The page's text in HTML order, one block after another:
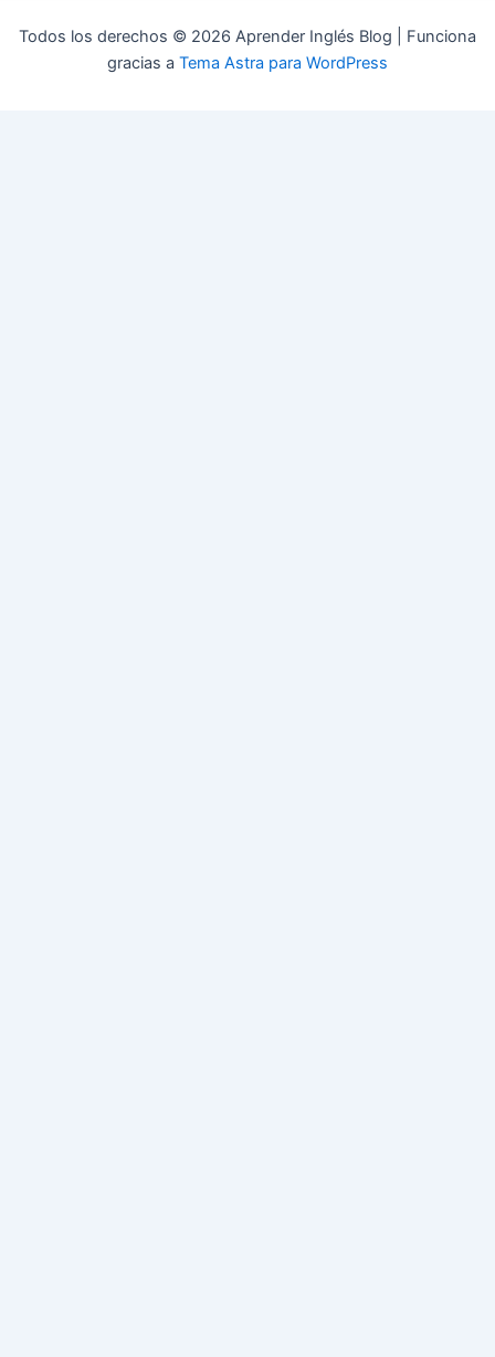
Todos los derechos © 2026 Aprender Inglés Blog | Funciona
gracias a Tema Astra para WordPress